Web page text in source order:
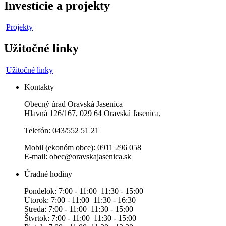
Investície a projekty
Projekty
Užitočné linky
Užitočné linky
Kontakty
Obecný úrad Oravská Jasenica
Hlavná 126/167, 029 64 Oravská Jasenica,
Telefón: 043/552 51 21
Mobil (ekonóm obce): 0911 296 058
E-mail: obec@oravskajasenica.sk
Úradné hodiny
Pondelok: 7:00 - 11:00 11:30 - 15:00
Utorok: 7:00 - 11:00 11:30 - 16:30
Streda: 7:00 - 11:00 11:30 - 15:00
Štvrtok: 7:00 - 11:00 11:30 - 15:00